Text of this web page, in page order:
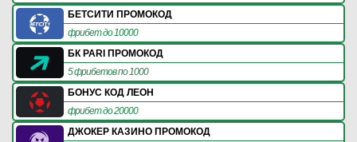
БЕТСИТИ ПРОМОКОД
фрибет до 10000
БК PARI ПРОМОКОД
5 фрибетов по 1000
БОНУС КОД ЛЕОН
фрибет до 20000
ДЖОКЕР КАЗИНО ПРОМОКОД